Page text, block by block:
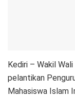
Kediri – Wakil
pelantikan
Mahasiswa Islam